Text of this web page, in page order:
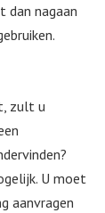
dan nagaan
zult u
U moet
aanvragen